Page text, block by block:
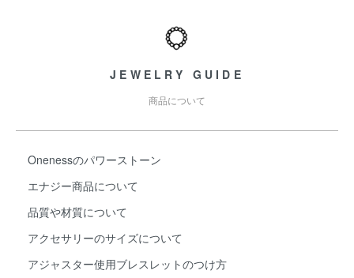
JEWELRY GUIDE
商品について
Onenessのパワーストーン
エナジー商品について
品質や材質について
アクセサリーのサイズについて
アジャスター使用ブレスレットのつけ方